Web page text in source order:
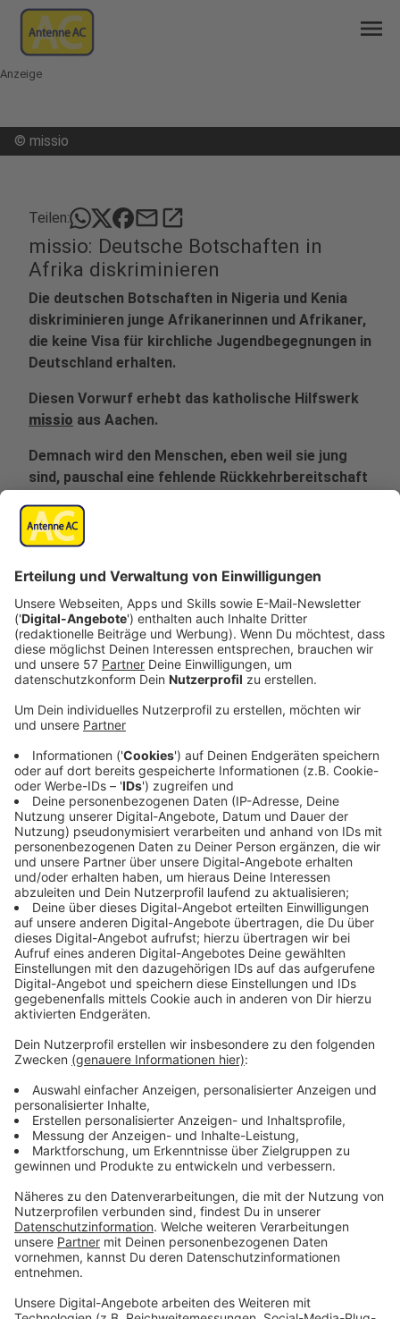
menu
Anzeige
© missio
Teilen: mailopen_in_new
missio: Deutsche Botschaften in
Afrika diskriminieren
Die deutschen Botschaften in Nigeria und Kenia
diskriminieren junge Afrikanerinnen und Afrikaner,
die keine Visa für kirchliche Jugendbegegnungen in
Deutschland erhalten.
Diesen Vorwurf erhebt das katholische Hilfswerk
missio aus Aachen.
Demnach wird den Menschen, eben weil sie jung
sind, pauschal eine fehlende Rückkehrbereitschaft
erteilt.
unterschiedlich vor. Mal bekommen die jungen
Nigerianer und Kenianer erst gar keinen Termin,
mal wird die Echtheit ihrer Dokumente
angezweifelt, mal verlangt man immer weitere
Dokumente oder der Ermessensspielraum des
jeweiligen Botschaftsmitarbeiters wird angeführt.
Diese Schikanen, diese diskriminierende Praxis
aufhören, so missio. Das Auswärtige Amt und an
seiner Spitze Ministerin Baerbock seien in der
Pflicht, sagt Pfarrer Dirk Bingener, der Präsident
von missio Aachen.
Im vergangenen Jahr waren demnach davon
Jugendliche aus einem missio-Partnerprojekt in
Nigeria betroffen. In diesem Jahr treffe es junge
Menschen des kenianischen missio-Partners
YOUNIB, der katholische Jugendsozialarbeit in den
Armenvierteln von Nairobi betreibt. Die
ehrenamtlich in dem Projekt Engagierten sollten
zum Monat der Weltmission nach Deutschland
kommen.
Die 22-jährige Gloria Munyiva Wambua
eine der Betroffenen. „Ich bin zutiefst traurig und
untröstlich. Monatelang haben wir die Begegnung
vorbereitet. Wir haben alle Anforderungen des
Visaprozesses erfüllt. Trotzdem wurden sie
sagt Gloria Wambua. „Wir lieben Afrika und wir sind
dieses Afrika. Wir haben unsere Familien, die
Gesellschaft und die Kirche hier in Kenia, die uns
brauchen und die wir brauchen. Wir wollen durch
interreligiöse Begegnungen Brücken bauen, und